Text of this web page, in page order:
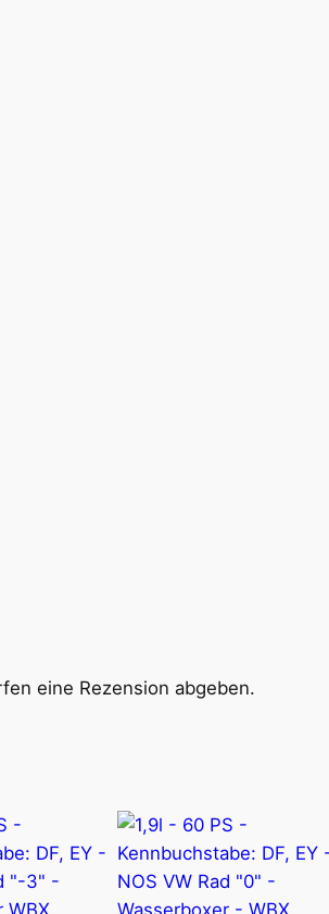
eine Rezension abgeben.